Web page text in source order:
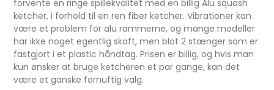
forvente en ringe spillekvalitet med en billig Alu squash
ketcher, i forhold til en ren fiber ketcher. Vibrationer kan
være et problem for alu rammerne, og mange modeller
har ikke noget egentlig skaft, men blot 2 stænger som er
fastgjort i et plastic håndtag. Prisen er billig, og hvis man
kun ønsker at bruge ketcheren et par gange, kan det
være et ganske fornuftig valg.